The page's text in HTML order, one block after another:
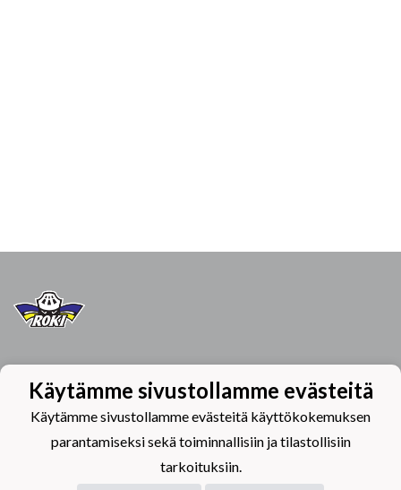
Hiihtomajantie 6
96400 Rovaniemi
Käytämme sivustollamme evästeitä
Käytämme sivustollamme evästeitä käyttökokemuksen
parantamiseksi sekä toiminnallisiin ja tilastollisiin
tarkoituksiin.